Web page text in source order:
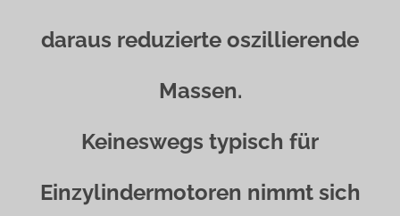
daraus reduzierte oszillierende
Massen.
Keineswegs typisch für
Einzylindermotoren nimmt sich